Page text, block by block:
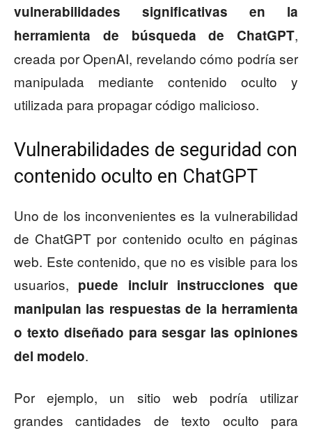
vulnerabilidades significativas en la
herramienta de búsqueda de ChatGPT,
creada por OpenAI, revelando cómo podría ser
manipulada mediante contenido oculto y
utilizada para propagar código malicioso.
Vulnerabilidades de seguridad con
contenido oculto en ChatGPT
Uno de los inconvenientes es la vulnerabilidad
de ChatGPT por contenido oculto en páginas
web. Este contenido, que no es visible para los
usuarios, puede incluir instrucciones que
manipulan las respuestas de la herramienta
o texto diseñado para sesgar las opiniones
del modelo.
Por ejemplo, un sitio web podría utilizar
grandes cantidades de texto oculto para